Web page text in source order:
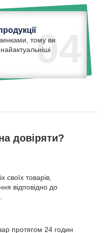
04
тому ви
довіряти?
своїх товарів,
відповідно до
протягом 24 годин